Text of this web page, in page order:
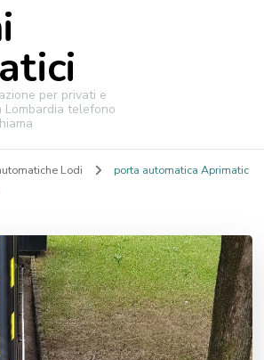
per privati e
Lombardia telefono
Lodi
porta automatica Aprimatic